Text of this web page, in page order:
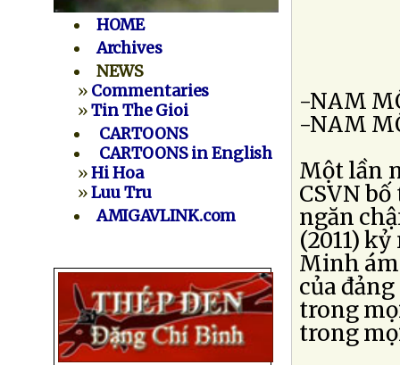
HOME
Archives
NEWS
» Commentaries
»Tin The Gioi
CARTOONS
CARTOONS in English
»Hi Hoa
»Luu Tru
AMIGAVLINK.com
-NAM
-NAM
Một lần
CSVN
ngăn
(2011)
Minh
của
trong
trong